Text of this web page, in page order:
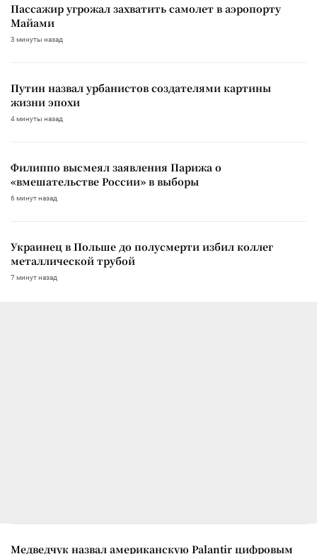
Пассажир угрожал захватить самолет в аэропорту
Майами
3 минуты назад
Путин назвал урбанистов создателями картины
жизни эпохи
4 минуты назад
Филиппо высмеял заявления Парижа о
«вмешательстве России» в выборы
6 минут назад
Украинец в Польше до полусмерти избил коллег
металлической трубой
7 минут назад
Медведчук назвал американскую Palantir цифровым